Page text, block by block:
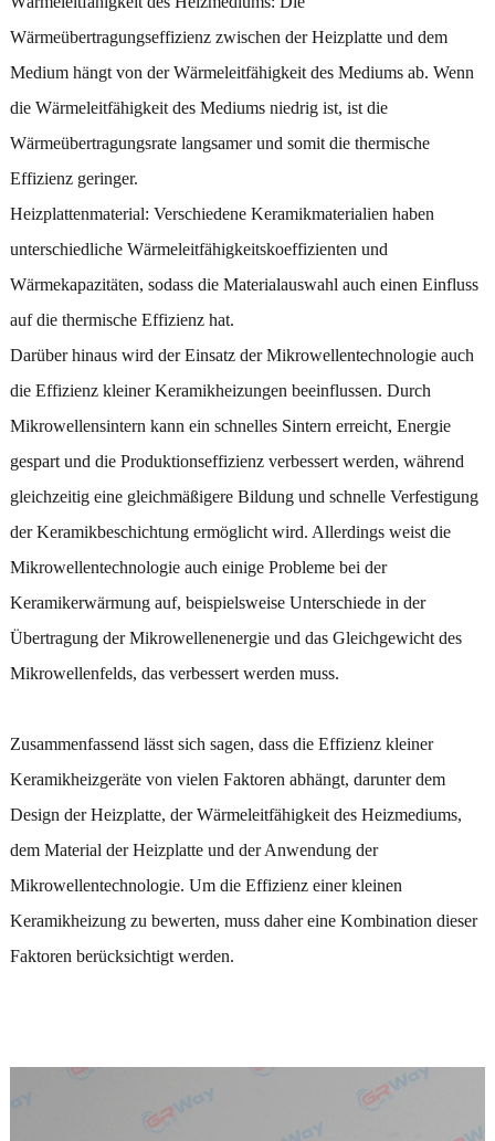
Wärmeübertragungseffizienz zwischen der Heizplatte und dem
Medium hängt von der Wärmeleitfähigkeit des Mediums ab. Wenn
die Wärmeleitfähigkeit des Mediums niedrig ist, ist die
Wärmeübertragungsrate langsamer und somit die thermische
Effizienz geringer.
Heizplattenmaterial: Verschiedene Keramikmaterialien haben
unterschiedliche Wärmeleitfähigkeitskoeffizienten und
Wärmekapazitäten, sodass die Materialauswahl auch einen Einfluss
auf die thermische Effizienz hat.
Darüber hinaus wird der Einsatz der Mikrowellentechnologie auch
die Effizienz kleiner Keramikheizungen beeinflussen. Durch
Mikrowellensintern kann ein schnelles Sintern erreicht, Energie
gespart und die Produktionseffizienz verbessert werden, während
gleichzeitig eine gleichmäßigere Bildung und schnelle Verfestigung
der Keramikbeschichtung ermöglicht wird. Allerdings weist die
Mikrowellentechnologie auch einige Probleme bei der
Keramikerwärmung auf, beispielsweise Unterschiede in der
Übertragung der Mikrowellenenergie und das Gleichgewicht des
Mikrowellenfelds, das verbessert werden muss.
Zusammenfassend lässt sich sagen, dass die Effizienz kleiner
Keramikheizgeräte von vielen Faktoren abhängt, darunter dem
Design der Heizplatte, der Wärmeleitfähigkeit des Heizmediums,
dem Material der Heizplatte und der Anwendung der
Mikrowellentechnologie. Um die Effizienz einer kleinen
Keramikheizung zu bewerten, muss daher eine Kombination dieser
Faktoren berücksichtigt werden.